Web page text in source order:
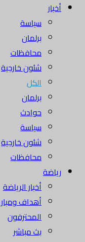
أخبار
سياسة
برلمان
محافظات
شئون خارجية
الكل
برلمان
حوادث
سياسة
شئون خارجية
محافظات
رياضة
أخبار الرياضة
أهداف
المحترفون
بث مباشر